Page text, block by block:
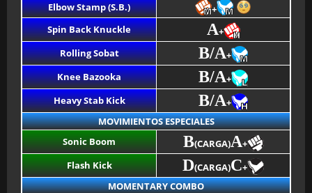
Elbow Stamp (S.B.)
+
Spin Back Knuckle
A+
Rolling Sobat
B/A+
Knee Bazooka
B/A+
Heavy Stab Kick
B/A+
MOVIMIENTOS ESPECIALES
Sonic Boom
B(CARGA)A+
Flash Kick
D(CARGA)C+
MOMENTARY COMBO